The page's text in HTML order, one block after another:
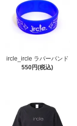
ircle_ircle ラバーバンド
550円(税込)